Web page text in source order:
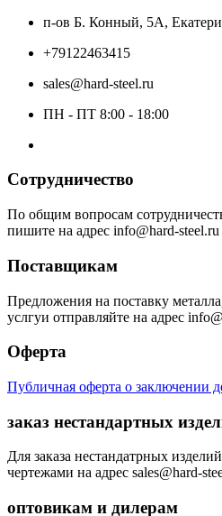
п-ов Б. Конный, 5А,
+79122463415
sales@hard-steel.ru
ПН - ПТ 8:00 - 18:00
Сотрудничество
По общим вопросам
пишите на адрес info@hard-steel.ru
Поставщикам
Предложения на поставку
услгуи отправляйте на адрес
Оферта
Публичная оферта о заключении
заказ нестандартных
Для заказа нестандатрных
чертежами на адрес sales@hard-
оптовикам и дилерам